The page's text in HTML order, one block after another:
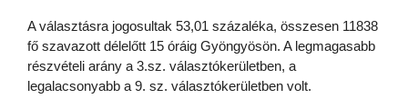
A választásra jogosultak 53,01 százaléka, összesen 11838
fő szavazott délelőtt 15 óráig Gyöngyösön. A legmagasabb
részvételi arány a 3.sz. választókerületben, a
legalacsonyabb a 9. sz. választókerületben volt.